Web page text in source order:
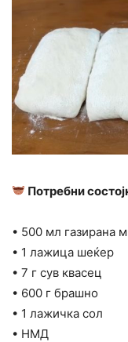
Потребни
• 500 мл газирана
• 1 лажица шеќер
• 7 г сув квасец
• 600 г брашно
• 1 лажичка сол
• НМД